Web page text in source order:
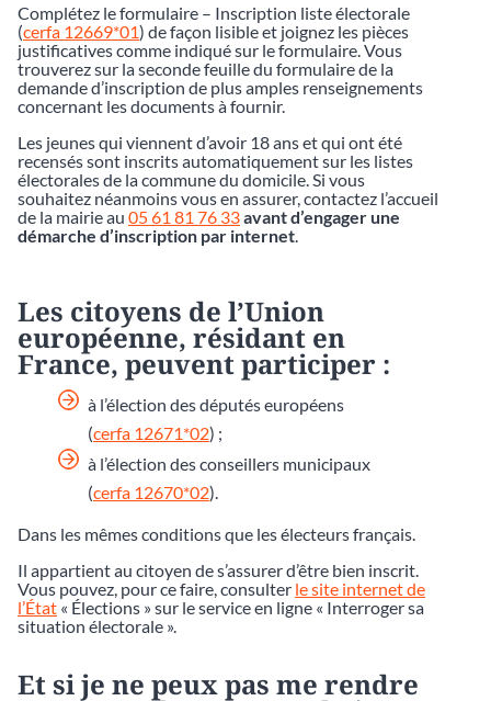
Complétez le formulaire – Inscription liste électorale
(cerfa 12669*01) de façon lisible et joignez les pièces
justificatives comme indiqué sur le formulaire. Vous
trouverez sur la seconde feuille du formulaire de la
demande d’inscription de plus amples renseignements
concernant les documents à fournir.
Les jeunes qui viennent d’avoir 18 ans et qui ont été
recensés sont inscrits automatiquement sur les listes
électorales de la commune du domicile. Si vous
souhaitez néanmoins vous en assurer, contactez l’accueil
de la mairie au 05 61 81 76 33avant d’engager une
démarche d’inscription par internet
Les citoyens de l’Union
européenne, résidant en
France, peuvent participer :
à l’élection des députés européens
(cerfa 12671*02) ;
à l’élection des conseillers municipaux
(cerfa 12670*02).
Dans les mêmes conditions que les électeurs français.
Il appartient au citoyen de s’assurer d’être bien inscrit.
Vous pouvez, pour ce faire, consulter le site internet de
l’État « Élections » sur le service en ligne « Interroger sa
situation électorale ».
Et si je ne peux pas me rendre